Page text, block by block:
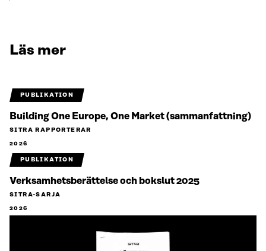
Läs mer
PUBLIKATION
Building One Europe, One Market (sammanfattning)
SITRA RAPPORTERAR
2026
PUBLIKATION
Verksamhetsberättelse och bokslut 2025
SITRA-SARJA
2026